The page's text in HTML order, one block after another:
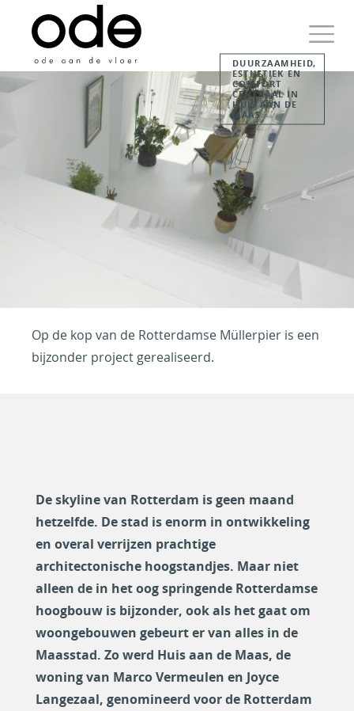
content
Ode aan de Vloer
Just another WordPress
DUURZAAMHEID,
ESTHETIEK EN
COMFORT
CENTRAAL IN
HUIS AAN DE
MAAS
Op de kop van de Rotterdamse Müllerpier is een
bijzonder project gerealiseerd.
De skyline van Rotterdam is geen maand
hetzelfde. De stad is enorm in ontwikkeling
en overal verrijzen prachtige
architectonische hoogstandjes. Maar niet
alleen de in het oog springende Rotterdamse
hoogbouw is bijzonder, ook als het gaat om
woongebouwen gebeurt er van alles in de
Maasstad. Zo werd Huis aan de Maas, de
woning van Marco Vermeulen en Joyce
Langezaal, genomineerd voor de Rotterdam